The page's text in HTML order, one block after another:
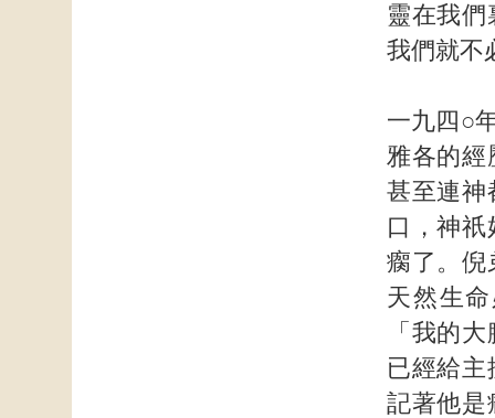
靈在我
我們就不
一九四○
雅各的經
甚至連神
口，神
瘸了。倪
天然生
「我的
已經給
記著他是